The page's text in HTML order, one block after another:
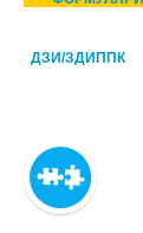
ДЗИ/ЗДИППК